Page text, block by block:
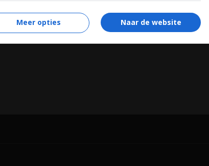
Naar de website
Meer opties